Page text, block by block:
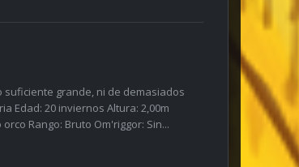
grande, ni de demasiados
Edad: 20 inviernos Altura: 2,00m
Rango: Bruto Om'riggor: Sin...